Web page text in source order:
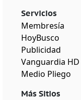
Servicios
Membresía
HoyBusco
Publicidad
Vanguardia HD
Medio Pliego
Más Sitios